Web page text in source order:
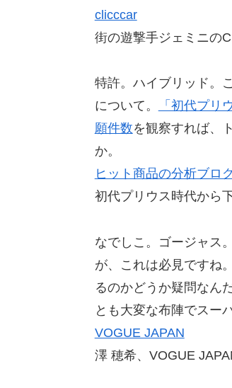
clicccar
街の遊撃手ジェミニの
特許。ハイブリッド。
について。
「初代プリ
願件数を観察すれば、
か。
ヒット商品の分析ブロ
初代プリウス時代から
なでしこ。ゴージャス
が、これは必見ですね
るのかどうか疑問なん
とも大変な布陣でスー
VOGUE JAPAN
澤 穂希、VOGUE